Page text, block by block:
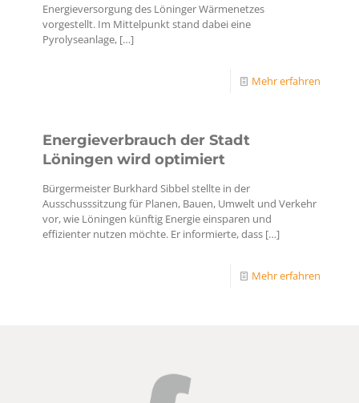
Energieversorgung des Löninger Wärmenetzes
vorgestellt. Im Mittelpunkt stand dabei eine
Pyrolyseanlage, […]
Mehr erfahren
Energieverbrauch der Stadt
Löningen wird optimiert
Bürgermeister Burkhard Sibbel stellte in der
Ausschusssitzung für Planen, Bauen, Umwelt und Verkehr
vor, wie Löningen künftig Energie einsparen und
effizienter nutzen möchte. Er informierte, dass […]
Mehr erfahren